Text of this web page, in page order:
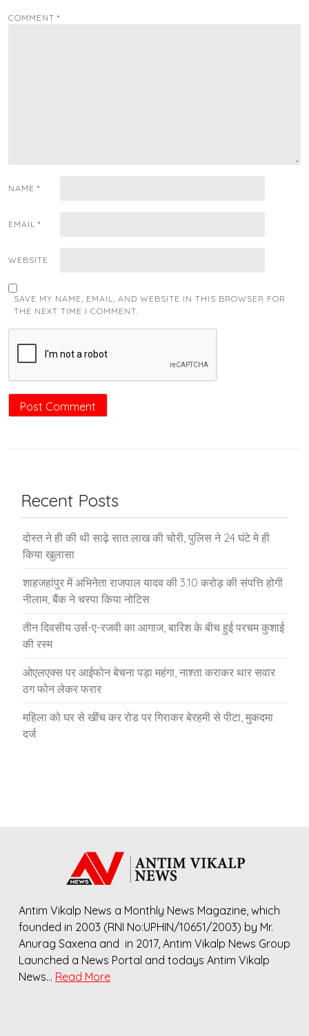
COMMENT *
NAME *
EMAIL *
WEBSITE
SAVE MY NAME, EMAIL, AND WEBSITE IN THIS BROWSER FOR
THE NEXT TIME I COMMENT.
Recent Posts
दोस्त ने ही की थी साढ़े सात लाख की चोरी, पुलिस ने 24 घंटे मे ही
किया खुलासा
शाहजहांपुर में अभिनेता राजपाल यादव की 3.10 करोड़ की संपत्ति होगी
नीलाम, बैंक ने चस्पा किया नोटिस
तीन दिवसीय उर्स-ए-रजवी का आगाज, बारिश के बीच हुई परचम कुशाई
की रस्म
ओएलएक्स पर आईफोन बेचना पड़ा महंगा, नाश्ता कराकर थार सवार
ठग फोन लेकर फरार
महिला को घर से खींच कर रोड पर गिराकर बेरहमी से पीटा, मुकदमा
दर्ज
Antim Vikalp News a Monthly News Magazine, which
founded in 2003 (RNI No:UPHIN/10651/2003) by Mr.
Anurag Saxena and in 2017, Antim Vikalp News Group
Launched a News Portal and todays Antim Vikalp
News… Read More